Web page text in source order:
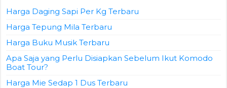
Harga Daging Sapi Per Kg Terbaru
Harga Tepung Mila Terbaru
Harga Buku Musik Terbaru
Apa Saja yang Perlu Disiapkan Sebelum Ikut Komodo
Boat Tour?
Harga Mie Sedap 1 Dus Terbaru